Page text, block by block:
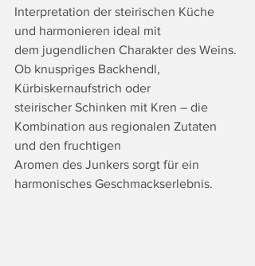
Interpretation der steirischen Küche
und harmonieren ideal mit
dem jugendlichen Charakter des Weins.
Ob knuspriges Backhendl,
Kürbiskernaufstrich oder
steirischer Schinken mit Kren – die
Kombination aus regionalen Zutaten
und den fruchtigen
Aromen des Junkers sorgt für ein
harmonisches Geschmackserlebnis.